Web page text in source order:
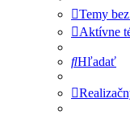
Temy
Aktívne
Hľadať